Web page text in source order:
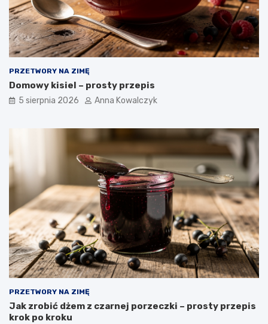
PRZETWORY NA ZIMĘ
Domowy kisiel – prosty przepis
5 sierpnia 2026 Anna Kowalczyk
PRZETWORY NA ZIMĘ
Jak zrobić dżem z czarnej porzeczki – prosty przepis
krok po kroku